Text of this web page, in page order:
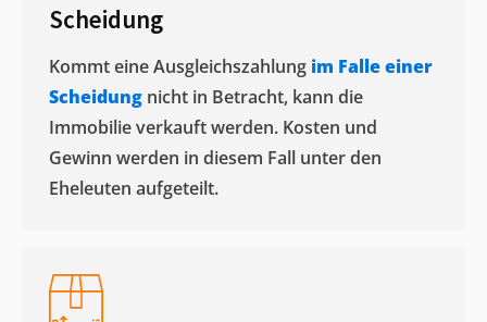
Scheidung
Kommt eine Ausgleichszahlung im Falle einer
Scheidung nicht in Betracht, kann die
Immobilie verkauft werden. Kosten und
Gewinn werden in diesem Fall unter den
Eheleuten aufgeteilt.​